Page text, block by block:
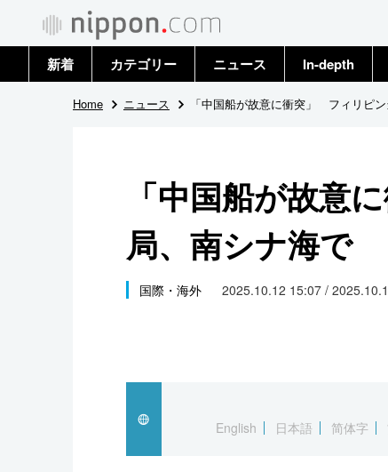
新着 カテゴリー
政治・外交
文化
スポーツ・東京2020
ニュース
トップ
In-depth
Home ニュース 「中国船が故意に衝突」 フィリピ
「中国船が故意
局、南シナ海で
国際・海外 2025.10.12 15:07 /
English
日本語 简体字